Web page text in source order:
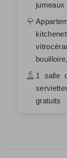
jumeaux
1 salle
gratuits